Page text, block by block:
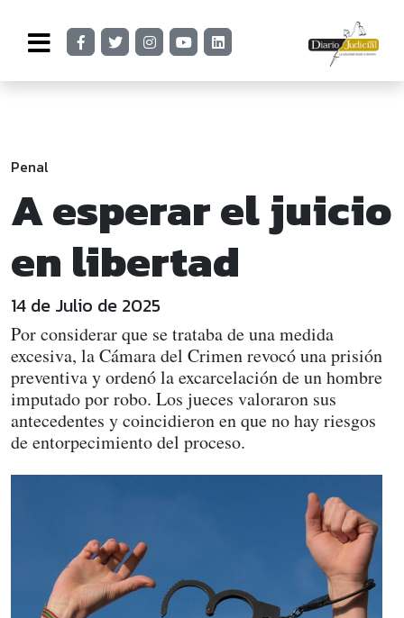
Penal
A esperar el juicio
en libertad
14 de Julio de 2025
Por considerar que se trataba de una medida
excesiva, la Cámara del Crimen revocó una prisión
preventiva y ordenó la excarcelación de un hombre
imputado por robo. Los jueces valoraron sus
antecedentes y coincidieron en que no hay riesgos
de entorpecimiento del proceso.